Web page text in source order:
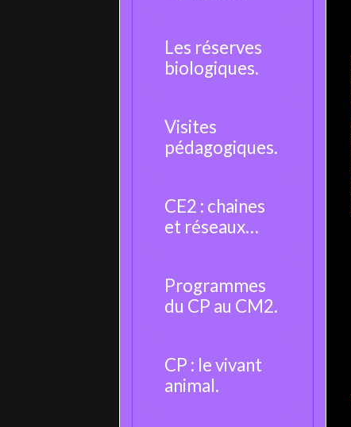
Les réserves
biologiques.
Visites
pédagogiques.
CE2 : chaines
et réseaux
Programmes
du CP au CM2.
CP : le vivant
animal.